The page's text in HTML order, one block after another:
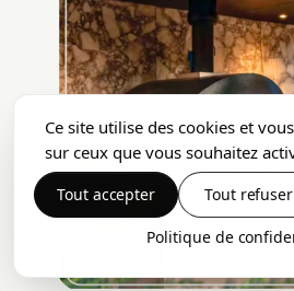
Ce site utilise des cookies et
sur ceux que vous souhaitez
Tout accepter Tout refuser
Politique de